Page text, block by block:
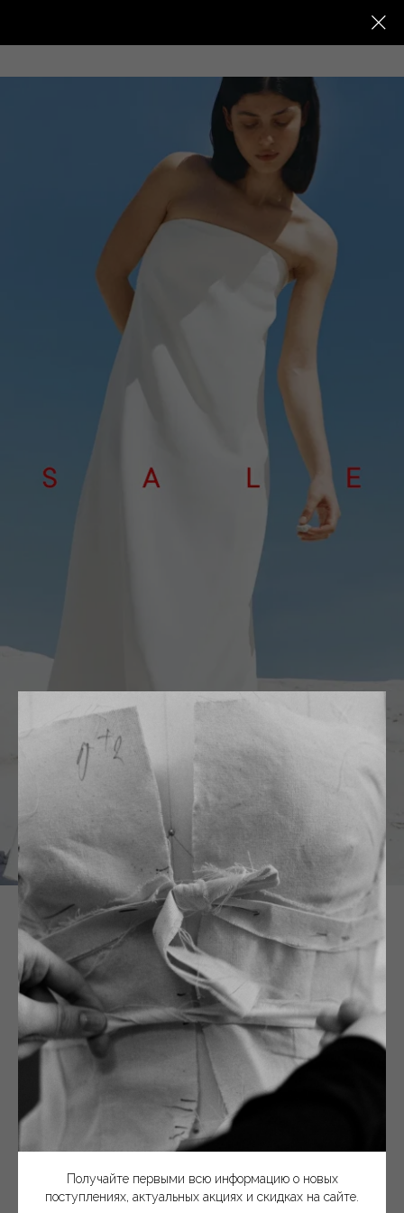
Получайте первыми всю информацию о новых
поступлениях, актуальных акциях и скидках на сайте.
Получайте первыми всю информацию о новых поступлениях,
актуальных акциях и скидках на сайте
Нажимая на кнопку, вы даете согласие на обработку
конфиденциальности